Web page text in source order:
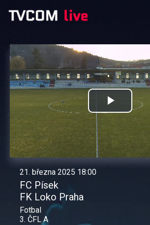
Přehrát
video
21. března 2025 18:00
FC Písek
FK Loko Praha
Fotbal
3. ČFL A